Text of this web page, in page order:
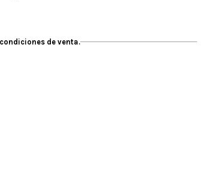
de venta.